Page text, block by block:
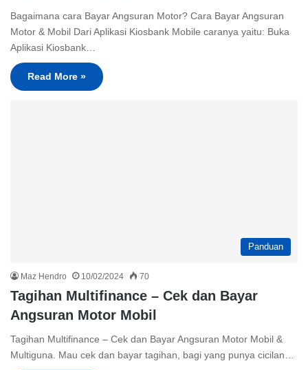
Bagaimana cara Bayar Angsuran Motor? Cara Bayar Angsuran
Motor & Mobil Dari Aplikasi Kiosbank Mobile caranya yaitu: Buka
Aplikasi Kiosbank…
Read More »
Panduan
Maz Hendro 10/02/2024 70
Tagihan Multifinance – Cek dan Bayar
Angsuran Motor Mobil
Tagihan Multifinance – Cek dan Bayar Angsuran Motor Mobil &
Multiguna. Mau cek dan bayar tagihan, bagi yang punya cicilan…